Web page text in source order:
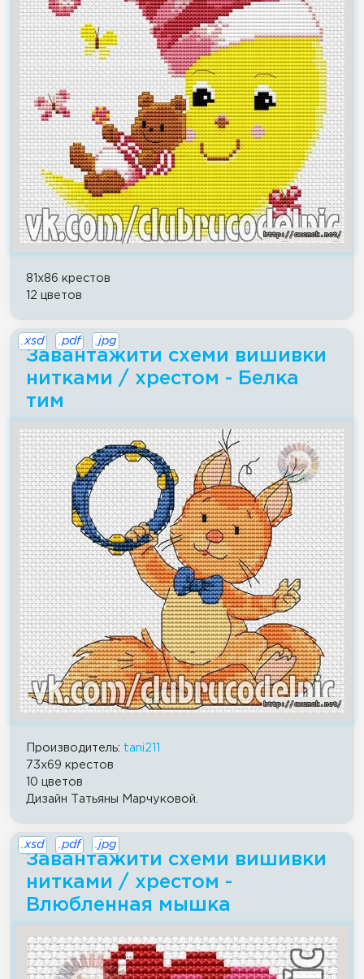
81x86 крестов
12 цветов
Завантажити схеми вишивки
нитками / хрестом - Белка
тим
.xsd .pdf .jpg
Производитель: tani211
73x69 крестов
10 цветов
Дизайн Татьяны Марчуковой.
Завантажити схеми вишивки
нитками / хрестом -
Влюбленная мышка
.xsd .pdf .jpg